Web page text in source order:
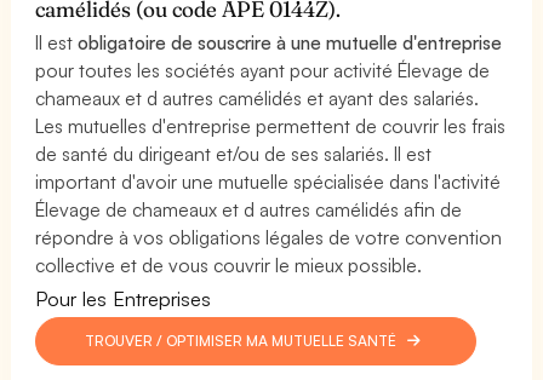
camélidés (ou code APE 0144Z).
Il estobligatoire de souscrire à une mutuelle d'entreprise
pour toutes les sociétés ayant pour activité Élevage de
chameaux et d autres camélidés et ayant des salariés.
Les mutuelles d'entreprise permettent de couvrir les frais
de santé du dirigeant et/ou de ses salariés. Il est
important d'avoir une mutuelle spécialisée dans l'activité
Élevage de chameaux et d autres camélidés afin de
répondre à vos obligations légales de votre convention
collective et de vous couvrir le mieux possible.
Pour les Entreprises
TROUVER / OPTIMISER MA MUTUELLE SANTÉ